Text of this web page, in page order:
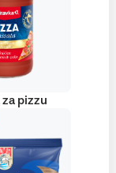
za pizzu